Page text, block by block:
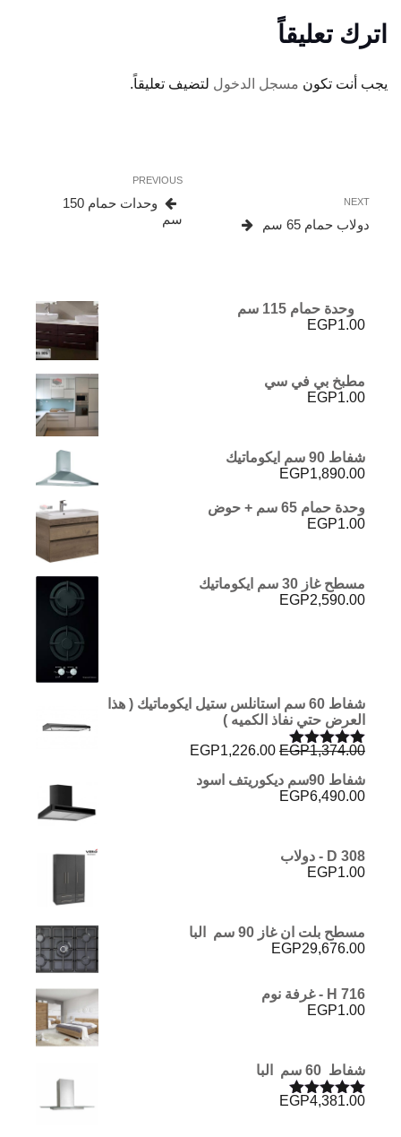
اترك تعليقاً
يجب أنت تكون مسجل الدخول لتضيف تعليقاً.
المقالات
Previous
Post
PREVIOUS
وحدات حمام 150
سم
Next
Post
NEXT
دولاب حمام 65 سم
وحدة حمام 115 سم
EGP1.00
مطبخ بي في سي
EGP1.00
شفاط 90 سم ايكوماتيك
EGP1,890.00
وحدة حمام 65 سم + حوض
EGP1.00
مسطح غاز 30 سم ايكوماتيك
EGP2,590.00
شفاط 60 سم استانلس ستيل ايكوماتيك ( هذا
العرض حتي نفاذ الكميه )
تم التقييم
5.00
من 5
EGP1,374.00
السعر
هو:
EGP1,226.00
شفاط 90سم ديكوريتف اسود
EGP6,490.00
D 308 - دولاب
EGP1.00
مسطح بلت ان غاز 90 سم البا
EGP29,676.00
H 716 - غرفة نوم
EGP1.00
شفاط 60 سم البا
تم التقييمEGP4,381.00